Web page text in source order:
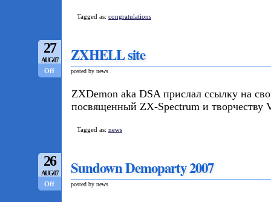
Tagged as: congratulations
27
AUG/07
Off
ZXHELL site
posted by news
ZXDemon aka DSA прислал ссылку на
посвященный ZX-Spectrum и творчеству
Tagged as: news
26
AUG/07
Off
Sundown Demoparty 2007
posted by news